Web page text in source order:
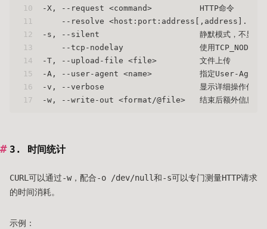
10
11
12
13
14
15
16
17
-X, --request <command>          HTTP命令
--resolve <host:port:address[,address]...>
-s, --silent                     静默模式，不显示进度
--tcp-nodelay                使用TCP_NODELAY
-T, --upload-file <file>         文件上传
-A, --user-agent <name>          指定User-Agent，
-v, --verbose                    显示详细操作信息
-w, --write-out <format/@file>   结束后额外信息输出
3. 时间统计
CURL可以通过-w，配合-o /dev/null和-s可以专门测量HTTP请求
的时间消耗。
示例：